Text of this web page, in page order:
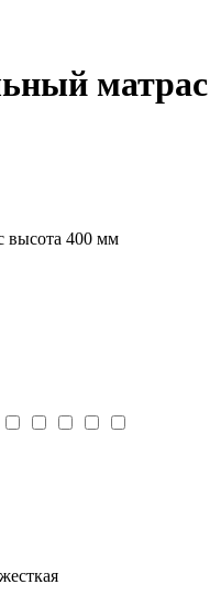
матрас
высота 400 мм